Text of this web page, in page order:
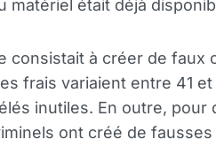
matériel était déjà
consistait à créer de faux
frais variaient entre 41
inutiles. En outre, pour
ont créé de